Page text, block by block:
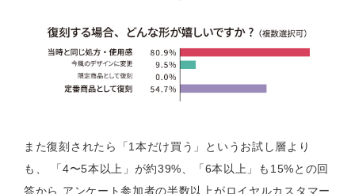
また復刻されたら「1本だけ買う」というお試し層より
も、 「4〜5本以上」が約39%、「6本以上」も15%との回
答から アンケート参加者の半数以上がロイヤルカスタマー